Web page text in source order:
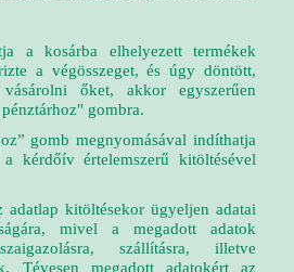
a kosárba elhelyezett termékek
a végösszeget, és úgy döntött,
őket, akkor egyszerűen
gombra.
” gomb megnyomásával indíthatja
kérdőív értelemszerű kitöltésével
kitöltésekor ügyeljen adatai
mivel a megadott adatok
szállításra, illetve
Tévesen megadott adatokért az